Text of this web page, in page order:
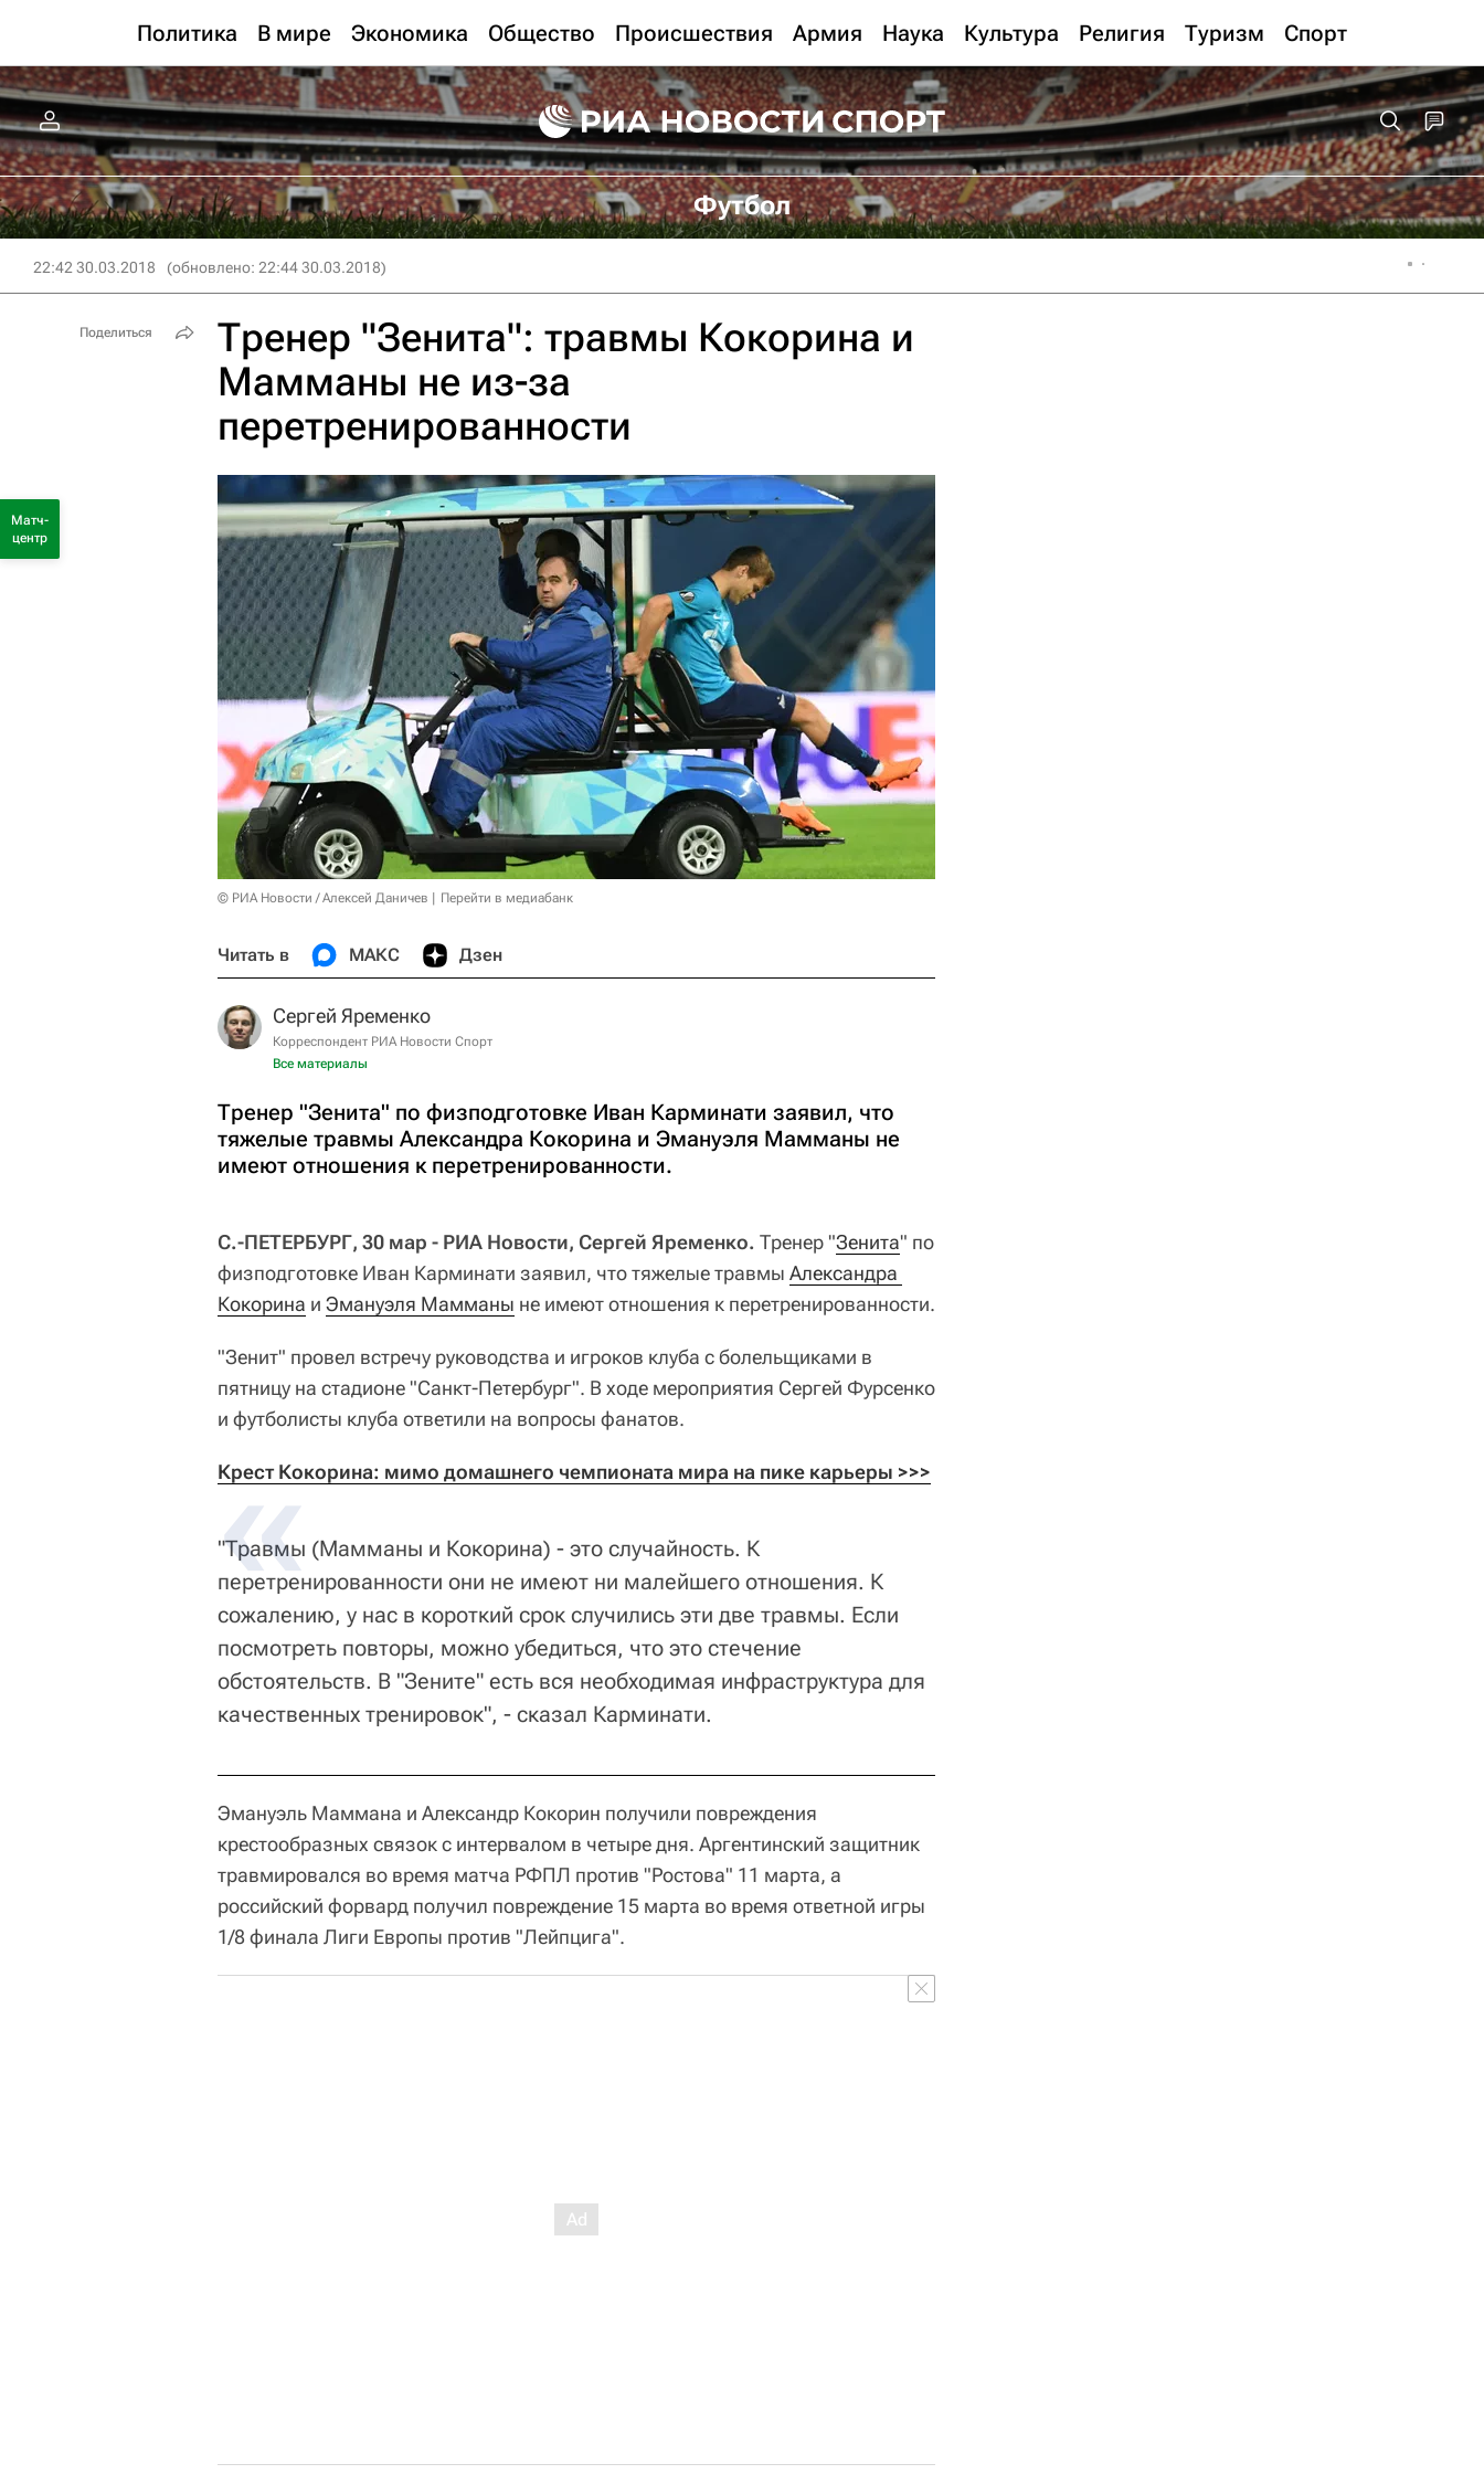
Политика В мире Экономика Общество Происшествия Армия Наука Культура Религия Туризм Спорт
Футбол
22:42 30.03.2018 (обновлено: 22:44 30.03.2018)
Тренер "Зенита": травмы Кокорина и
Мамманы не из-за
перетренированности
© РИА Новости / Алексей Даничев Перейти в медиабанк
Читать в МАКС Дзен
Сергей Яременко
Корреспондент РИА Новости Спорт
Все материалы
Тренер "Зенита" по физподготовке Иван Карминати заявил, что
тяжелые травмы Александра Кокорина и Эмануэля Мамманы не
имеют отношения к перетренированности.
С.-ПЕТЕРБУРГ, 30 мар - РИА Новости, Сергей Яременко. Тренер "Зенита" по
физподготовке Иван Карминати заявил, что тяжелые травмы Александра
Кокорина и Эмануэля Мамманы не имеют отношения к перетренированности.
"Зенит" провел встречу руководства и игроков клуба с болельщиками в
пятницу на стадионе "Санкт-Петербург". В ходе мероприятия Сергей Фурсенко
и футболисты клуба ответили на вопросы фанатов.
Крест Кокорина: мимо домашнего чемпионата мира на пике карьеры >>>
"Травмы (Мамманы и Кокорина) - это случайность. К
перетренированности они не имеют ни малейшего отношения. К
сожалению, у нас в короткий срок случились эти две травмы. Если
посмотреть повторы, можно убедиться, что это стечение
обстоятельств. В "Зените" есть вся необходимая инфраструктура для
качественных тренировок", - сказал Карминати.
Эмануэль Маммана и Александр Кокорин получили повреждения
крестообразных связок с интервалом в четыре дня. Аргентинский защитник
травмировался во время матча РФПЛ против "Ростова" 11 марта, а
российский форвард получил повреждение 15 марта во время ответной игры
1/8 финала Лиги Европы против "Лейпцига".
Поделиться
Матч-
центр